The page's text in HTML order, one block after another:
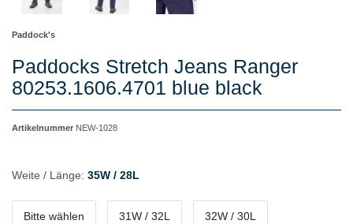
Paddock's
Paddocks Stretch Jeans Ranger
80253.1606.4701 blue black
Artikelnummer NEW-1028
Weite / Länge: 35W / 28L
Bitte wählen 31W / 32L 32W / 30L